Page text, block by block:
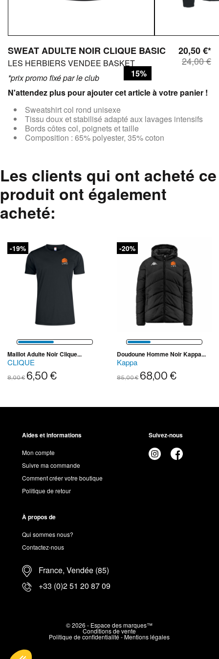
SWEAT ADULTE NOIR CLIQUE BASIC
LES HERBIERS VENDEE BASKET
20,50 €*
24,00 €
15%
*prix promo fixé par le club
N'attendez plus pour ajouter cet article à votre panier !
Sweatshirt col rond unisexe
Tissu doux et stabilisé adapté aux lavages intensifs
Bords côtes col, poignets et taille
Composition : 65% polyester, 35% coton
Les clients qui ont acheté ce
produit ont également
acheté:
Maillot Adulte Noir Clique...
CLIQUE
8,00 € 6,50 €
-19%
Doudoune Homme Noir Kappa...
Kappa
85,00 € 68,00 €
-20%
Aides et informations
Mon compte
Suivre ma commande
Comment créer votre boutique
Politique de retour
Suivez-nous
À propos de
Qui sommes nous?
Contactez-nous
France, Vendée (85)
+33 (0)2 51 20 87 09
© 2026 - Espace des marques™
Conditions de vente
Politique de confidentialité-Mentions légales